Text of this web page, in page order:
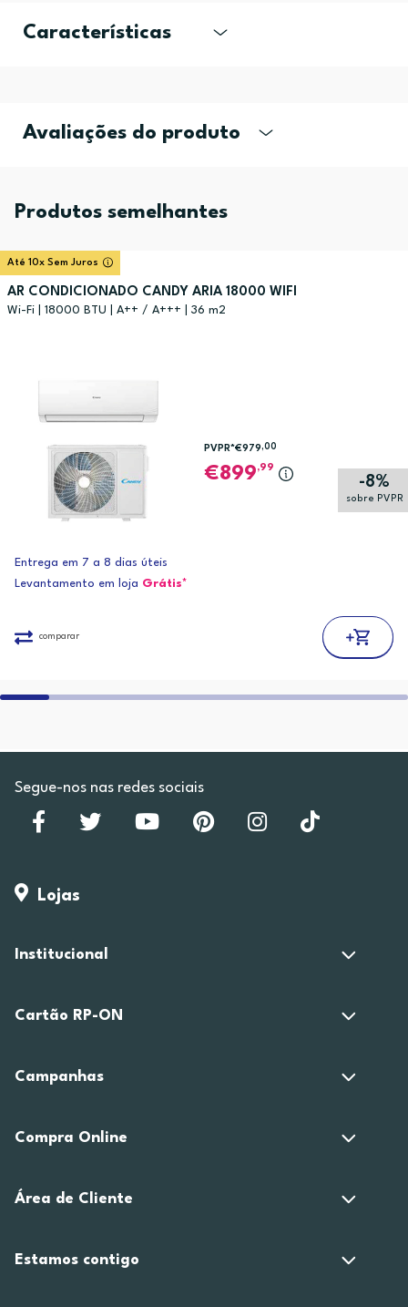
Características
Avaliações do produto
Produtos semelhantes
Até 10x Sem Juros
AR CONDICIONADO CANDY ARIA 18000 WIFI
Wi-Fi | 18000 BTU | A++ / A+++ | 36 m2
-8%
sobre PVPR
PVPR*€979,00
899,99
Entrega em 7 a 8 dias úteis
Levantamento em loja Grátis*
comparar
Segue-nos nas redes sociais
Lojas
Institucional
Cartão RP-ON
Campanhas
Compra Online
Área de Cliente
Estamos contigo